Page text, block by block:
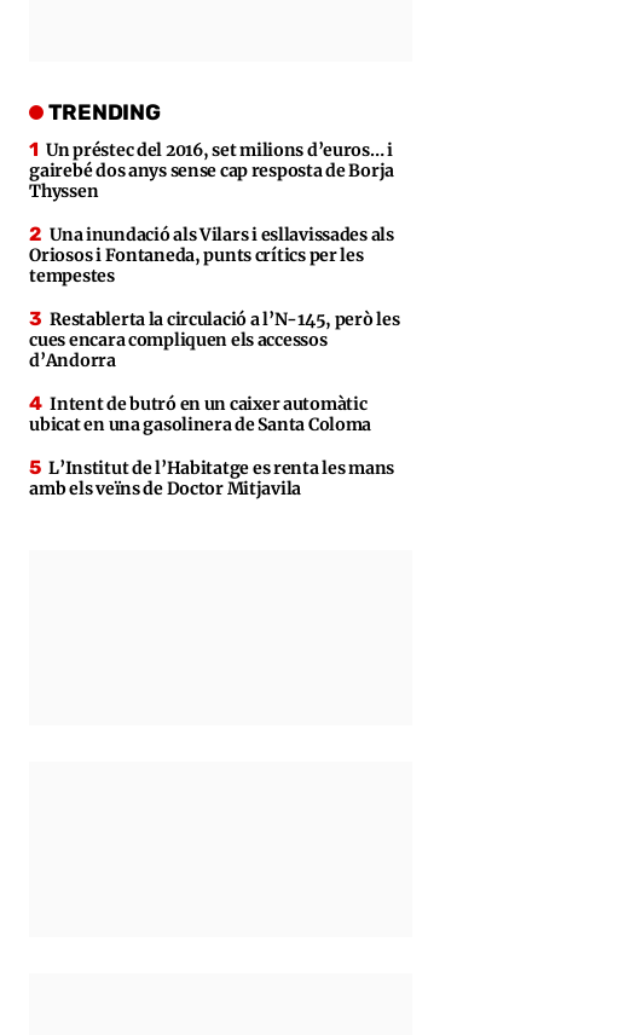
TRENDING
Un préstec del 2016, set milions d’euros… i
gairebé dos anys sense cap resposta de Borja
Thyssen
Una inundació als Vilars i esllavissades als
Oriosos i Fontaneda, punts crítics per les
tempestes
Restablerta la circulació a l’N-145, però les
cues encara compliquen els accessos
d’Andorra
Intent de butró en un caixer automàtic
ubicat en una gasolinera de Santa Coloma
L’Institut de l’Habitatge es renta les mans
amb els veïns de Doctor Mitjavila